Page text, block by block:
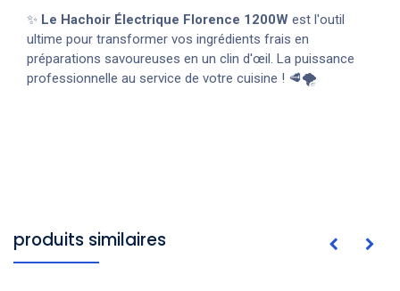
✨ Le Hachoir Électrique Florence 1200W est l'outil
ultime pour transformer vos ingrédients frais en
préparations savoureuses en un clin d'œil. La puissance
professionnelle au service de votre cuisine ! 🥩🌪️
produits similaires